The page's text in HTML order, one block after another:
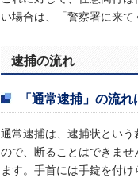
い場合は、「警察署に来て
逮捕の流れ
「通常逮捕」の流れ
通常逮捕は、逮捕状とい
ので、断ることはできま
ます。手首には手錠を付け